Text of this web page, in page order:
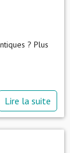
? Plus
Lire la suite